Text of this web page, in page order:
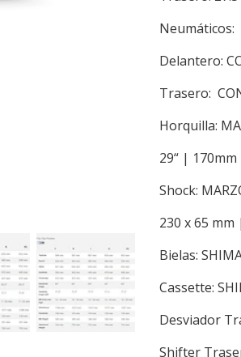
Neumáticos:
Delantero:
Trasero:
Horquilla:
29“ |
Shock:
230 x 65
Bielas:
Cassette:
Desviador
Shifter